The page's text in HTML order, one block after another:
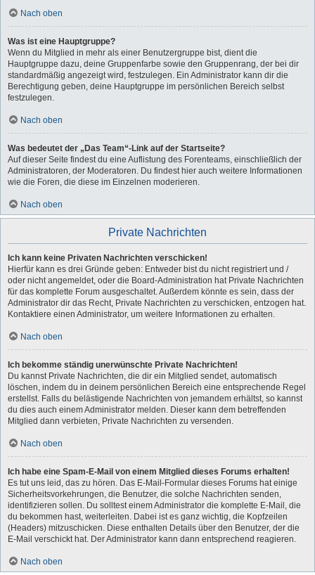
Nach oben
Was ist eine Hauptgruppe?
Wenn du Mitglied in mehr als einer Benutzergruppe bist, dient die
Hauptgruppe dazu, deine Gruppenfarbe sowie den Gruppenrang, der bei dir
standardmäßig angezeigt wird, festzulegen. Ein Administrator kann dir die
Berechtigung geben, deine Hauptgruppe im persönlichen Bereich selbst
festzulegen.
Nach oben
Was bedeutet der „Das Team“-Link auf der Startseite?
Auf dieser Seite findest du eine Auflistung des Forenteams, einschließlich der
Administratoren, der Moderatoren. Du findest hier auch weitere Informationen
wie die Foren, die diese im Einzelnen moderieren.
Nach oben
Private Nachrichten
Ich kann keine Privaten Nachrichten verschicken!
Hierfür kann es drei Gründe geben: Entweder bist du nicht registriert und /
oder nicht angemeldet, oder die Board-Administration hat Private Nachrichten
für das komplette Forum ausgeschaltet. Außerdem könnte es sein, dass der
Administrator dir das Recht, Private Nachrichten zu verschicken, entzogen hat.
Kontaktiere einen Administrator, um weitere Informationen zu erhalten.
Nach oben
Ich bekomme ständig unerwünschte Private Nachrichten!
Du kannst Private Nachrichten, die dir ein Mitglied sendet, automatisch
löschen, indem du in deinem persönlichen Bereich eine entsprechende Regel
erstellst. Falls du belästigende Nachrichten von jemandem erhältst, so kannst
du dies auch einem Administrator melden. Dieser kann dem betreffenden
Mitglied dann verbieten, Private Nachrichten zu versenden.
Nach oben
Ich habe eine Spam-E-Mail von einem Mitglied dieses Forums erhalten!
Es tut uns leid, das zu hören. Das E-Mail-Formular dieses Forums hat einige
Sicherheitsvorkehrungen, die Benutzer, die solche Nachrichten senden,
identifizieren sollen. Du solltest einem Administrator die komplette E-Mail, die
du bekommen hast, weiterleiten. Dabei ist es ganz wichtig, die Kopfzeilen
(Headers) mitzuschicken. Diese enthalten Details über den Benutzer, der die
E-Mail verschickt hat. Der Administrator kann dann entsprechend reagieren.
Nach oben